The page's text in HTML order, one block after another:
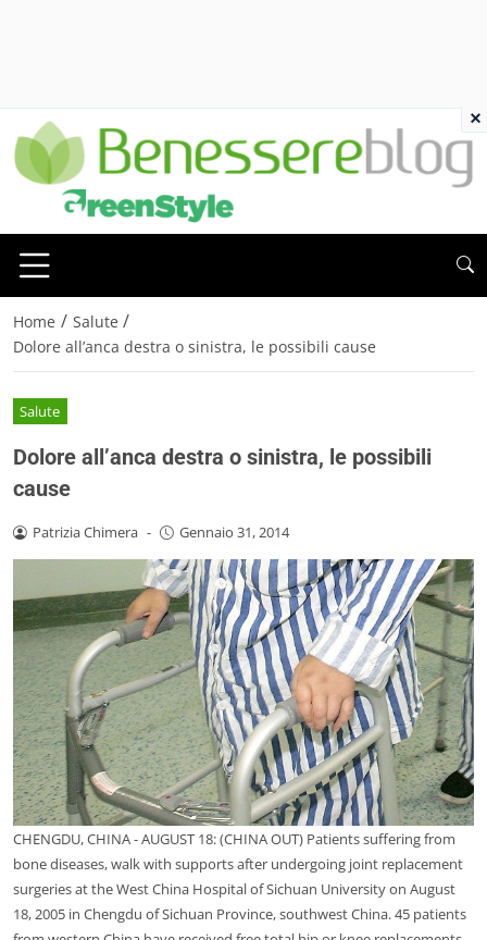
Home / Salute /
Dolore all’anca destra o sinistra, le possibili cause
Salute
Dolore all’anca destra o sinistra, le possibili
cause
Patrizia Chimera - Gennaio 31, 2014
CHENGDU, CHINA - AUGUST 18: (CHINA OUT) Patients suffering from
bone diseases, walk with supports after undergoing joint replacement
surgeries at the West China Hospital of Sichuan University on August
18, 2005 in Chengdu of Sichuan Province, southwest China. 45 patients
×